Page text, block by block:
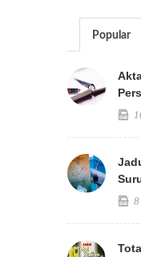
Popular
8